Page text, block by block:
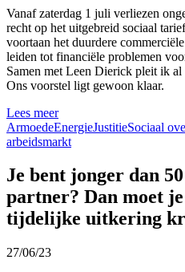
Vanaf zaterdag 1 juli verliezen
recht op het uitgebreid sociaal
voortaan het duurdere
leiden tot financiële problemen
Samen met Leen Dierick pleit ik
Ons voorstel ligt gewoon klaar.
Lees meer
ArmoedeEnergieJustitieSociaal
arbeidsmarkt
Je bent jonger dan
partner? Dan moet
tijdelijke uitkering
27/06/23